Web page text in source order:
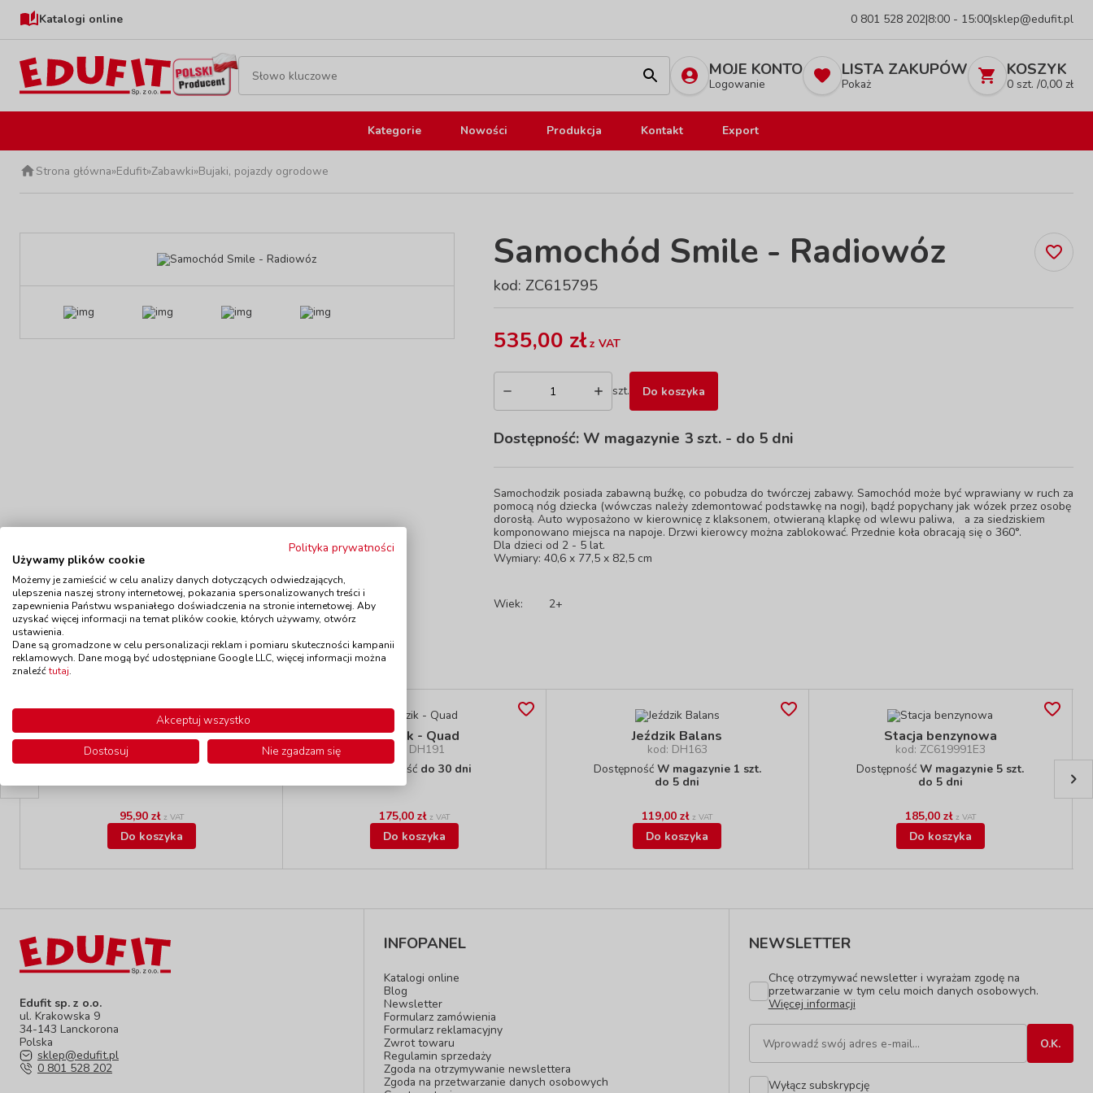
Katalogi online 0 801 528 202|8:00 - 15:00|sklep@edufit.pl
MOJE KONTO
Logowanie
LISTA ZAKUPÓW
Pokaż
KOSZYK
0 szt. /0,00 zł
Kategorie Nowości Produkcja Kontakt Export
Strona główna»Edufit»Zabawki»Bujaki, pojazdy ogrodowe
Samochód Smile - Radiowóz
kod: ZC615795
535,00 złz VAT
szt. Do koszyka
Dostępność: W magazynie 3 szt.- do 5 dni
Samochodzik posiada zabawną buźkę, co pobudza do twórczej zabawy. Samochód może być wprawiany w ruch za
pomocą nóg dziecka (wówczas należy zdemontować podstawkę na nogi), bądź popychany jak wózek przez osobę
dorosłą. Auto wyposażono w kierownicę z klaksonem, otwieraną klapkę od wlewu paliwa, a za siedziskiem
komponowano miejsca na napoje. Drzwi kierowcy można zablokować. Przednie koła obracają się o 360°.
Dla dzieci od 2 - 5 lat.
Wymiary: 40,6 x 77,5 x 82,5 cm
Wiek: 2+
Polecamy
Mini motocykl
kod: DH121F
DostępnośćW magazynie 3 szt.
do 5 dni
95,90 zł z VAT
Do koszyka
Jeździk - Quad
kod: DH191
Dostępność do 30 dni
175,00 zł z VAT
Do koszyka
Jeździk Balans
kod: DH163
Dostępność W magazynie 1 szt.
do 5 dni
119,00 zł z VAT
Do koszyka
Stacja benzynowa
kod: ZC619991E3
DostępnośćW magazynie 5 szt.
do 5 dni
185,00 zł z VAT
Do koszyka
Edufit sp. z o.o.
ul. Krakowska 9
34-143 Lanckorona
Polska
sklep@edufit.pl
0 801 528 202
INFOPANEL
Katalogi online
Blog
Newsletter
Formularz zamówienia
Formularz reklamacyjny
Zwrot towaru
Regulamin sprzedaży
Zgoda na otrzymywanie newslettera
Zgoda na przetwarzanie danych osobowych
NEWSLETTER
Chcę otrzymywać newsletter i wyrażam zgodę na
przetwarzanie w tym celu moich danych osobowych.
Więcej informacji
Wyłącz subskrypcję
Polityka prywatności
Używamy plików cookie
Możemy je zamieścić w celu analizy danych dotyczących odwiedzających,
ulepszenia naszej strony internetowej, pokazania spersonalizowanych treści i
zapewnienia Państwu wspaniałego doświadczenia na stronie internetowej. Aby
uzyskać więcej informacji na temat plików cookie, których używamy, otwórz
ustawienia.
Dane są gromadzone w celu personalizacji reklam i pomiaru skuteczności kampanii
reklamowych. Dane mogą być udostępniane Google LLC, więcej informacji można
znaleźćtutaj.
Akceptuj wszystko
Dostosuj
Nie zgadzam się